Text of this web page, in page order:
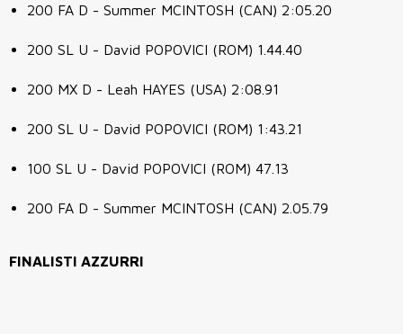
200 FA D - Summer MCINTOSH (CAN) 2:05.20
200 SL U - David POPOVICI (ROM) 1.44.40
200 MX D - Leah HAYES (USA) 2:08.91
200 SL U - David POPOVICI (ROM) 1:43.21
100 SL U - David POPOVICI (ROM) 47.13
200 FA D - Summer MCINTOSH (CAN) 2.05.79
FINALISTI AZZURRI